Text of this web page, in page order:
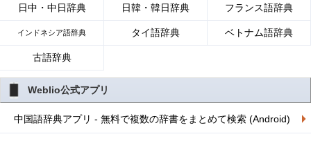
日中・中日辞典 日韓・韓日辞典 フランス語辞典
インドネシア語辞典 タイ語辞典 ベトナム語辞典
古語辞典
Weblio公式アプリ
中国語辞典アプリ - 無料で複数の辞書をまとめて検索 (Android)